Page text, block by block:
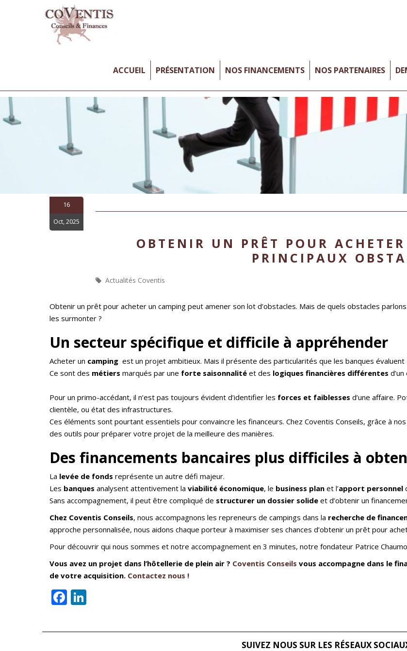
ACCUEIL PRÉSENTATION NOS FINANCEMENTS NOS PARTENAIRES
16
Oct, 2025
OBTENIR UN PRÊT POUR
PRINCIPAUX
Actualités Coventis
Obtenir un prêt pour acheter un camping peut amener son lot d’obstacles. Mais de quels obstacles
les surmonter ?
Un secteur spécifique et difficile à appréhender
Acheter un camping est un projet ambitieux. Mais il présente des particularités que les banques évaluent
Ce sont des métiers marqués par une forte saisonnalité et des logiques financières différentes
Pour un primo-accédant, il n’est pas toujours évident d’identifier les forces et faiblesses d’une affaire.
clientèle, ou état des infrastructures.
Ces éléments sont pourtant essentiels pour convaincre les financeurs. Chez Coventis Conseils, grâce à
des outils pour préparer votre projet de la meilleure des manières.
Des financements bancaires plus difficiles à
La levée de fonds représente un autre défi majeur.
Les banques analysent attentivement la viabilité économique, le business plan et l’apport personnel
Sans accompagnement, il peut être compliqué de structurer un dossier solide et d’obtenir un
Chez Coventis Conseils, nous accompagnons les repreneurs de campings dans la recherche de
approche personnalisée, nous aidons chaque porteur à maximiser ses chances d’obtenir un prêt pour
Pour découvrir qui nous sommes et notre accompagnement en 3 minutes, notre fondateur Patrice
Vous avez un projet dans l’hôtellerie de plein air ? Coventis Conseils vous accompagne dans le
de votre acquisition. Contactez nous !
Facebook
SUIVEZ NOUS SUR LES RÉSEAUX